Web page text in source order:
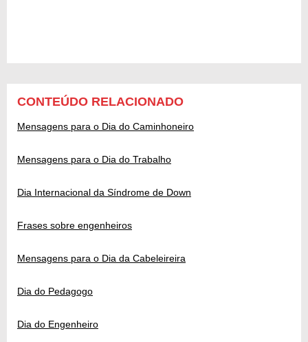
CONTEÚDO RELACIONADO
Mensagens para o Dia do Caminhoneiro
Mensagens para o Dia do Trabalho
Dia Internacional da Síndrome de Down
Frases sobre engenheiros
Mensagens para o Dia da Cabeleireira
Dia do Pedagogo
Dia do Engenheiro